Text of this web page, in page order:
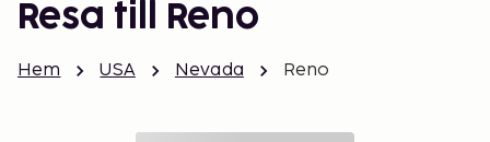
Resa till Reno
Hem USA Nevada Reno